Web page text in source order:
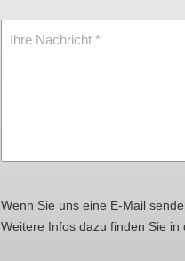
Ihre Nachricht
Wenn Sie uns eine E-Mail
Weitere Infos dazu finden Sie in